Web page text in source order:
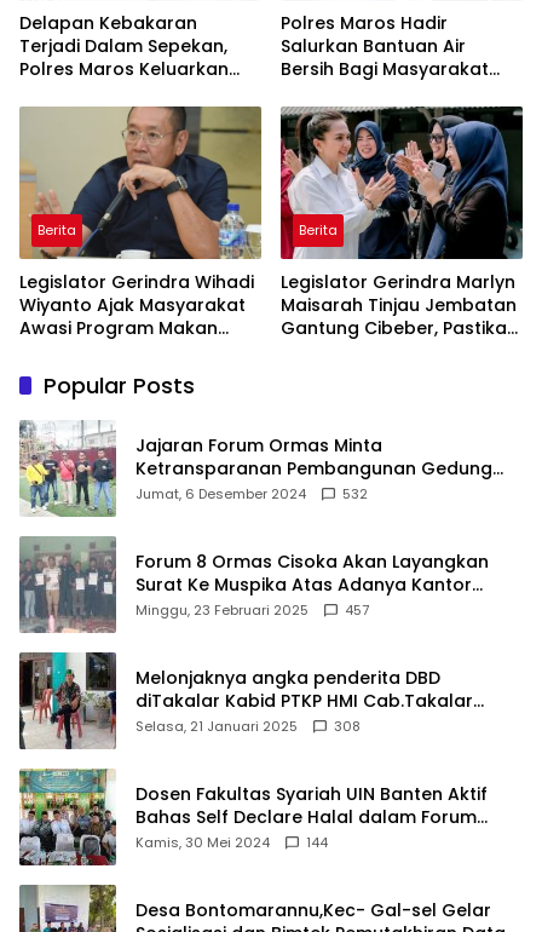
Delapan Kebakaran
Terjadi Dalam Sepekan,
Polres Maros Keluarkan
Masyarakat
Polres Maros Hadir
Salurkan Bantuan Air
Bersih Bagi Masyarakat
Di Maros
Berita
Legislator Gerindra Wihadi
Wiyanto Ajak Masyarakat
Awasi Program Makan
Sasaran
Berita
Legislator Gerindra Marlyn
Maisarah Tinjau Jembatan
Gantung Cibeber, Pastikan
Popular Posts
Jajaran Forum Ormas Minta
Ketransparanan Pembangunan Gedung
Damkar Di Kecamatan Cisoka
Jumat, 6 Desember 2024 532
Forum 8 Ormas Cisoka Akan Layangkan
Surat Ke Muspika Atas Adanya Kantor
Matel di Cisoka
Minggu, 23 Februari 2025 457
Melonjaknya angka penderita DBD
diTakalar Kabid PTKP HMI Cab.Takalar
angkat bicara
Selasa, 21 Januari 2025 308
Dosen Fakultas Syariah UIN Banten Aktif
Bahas Self Declare Halal dalam Forum
Ijtima Ulama MUI
Kamis, 30 Mei 2024 144
Desa Bontomarannu,Kec- Gal-sel Gelar